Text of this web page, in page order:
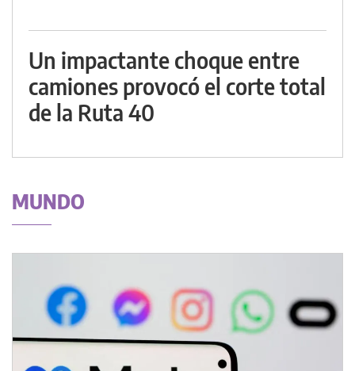
Un impactante choque entre
camiones provocó el corte total
de la Ruta 40
MUNDO